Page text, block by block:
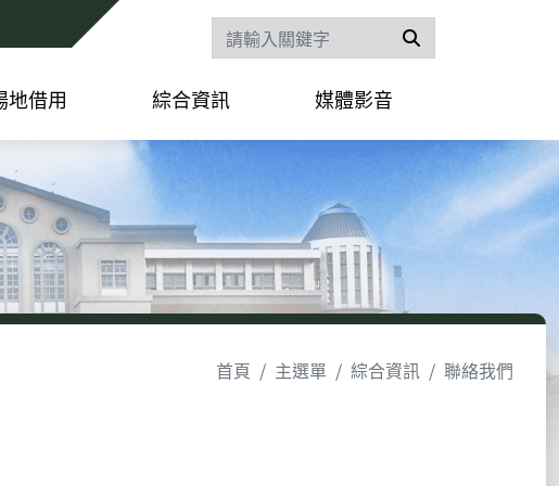
地借用 綜合資訊 媒體影音
首頁 主選單 綜合資訊 聯絡我們